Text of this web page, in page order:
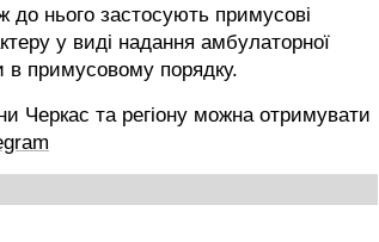
до нього застосують примусові
у виді надання амбулаторної
в примусовому порядку.
Черкас та регіону можна отримувати